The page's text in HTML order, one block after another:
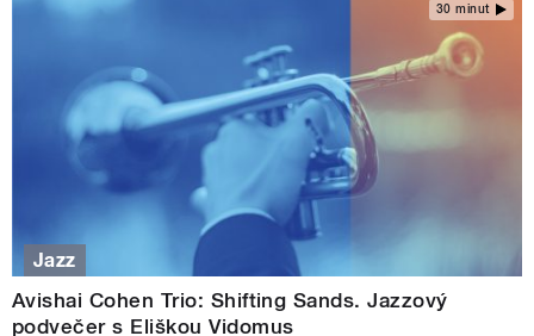
30 minut
Jazz
Avishai Cohen Trio: Shifting Sands. Jazzový
podvečer s Eliškou Vidomus